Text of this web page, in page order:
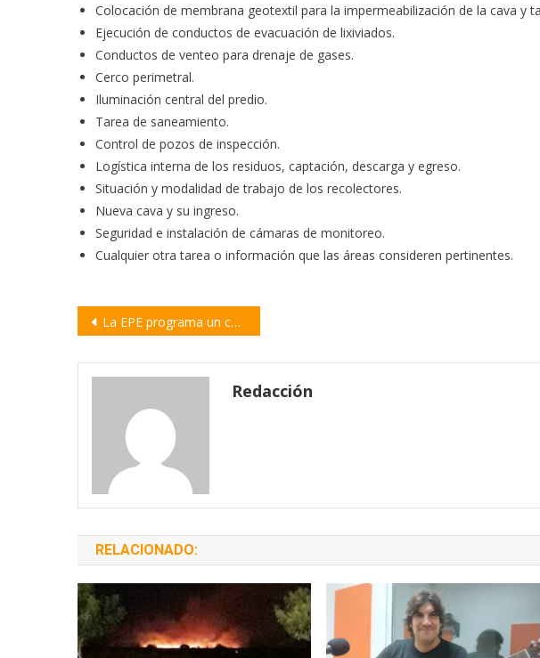
Colocación de membrana geotextil para la impermeabilización de la cava y
Ejecución de conductos de evacuación de lixiviados.
Conductos de venteo para drenaje de gases.
Cerco perimetral.
Iluminación central del predio.
Tarea de saneamiento.
Control de pozos de inspección.
Logística interna de los residuos, captación, descarga y egreso.
Situación y modalidad de trabajo de los recolectores.
Nueva cava y su ingreso.
Seguridad e instalación de cámaras de monitoreo.
Cualquier otra tarea o información que las áreas consideren pertinentes.
Navegación
entradas
La EPE programa un corte de energía para el domingo en Villa Constitución
Redacción
RELACIONADO: